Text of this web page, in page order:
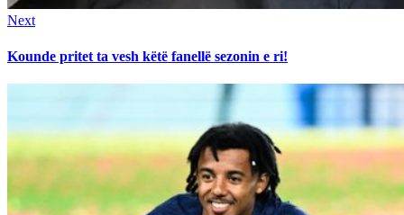
NextNext
Kounde pritet ta vesh këtë fanellë sezonin e ri!